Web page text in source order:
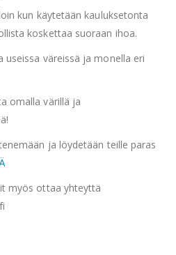
kun käytetään kauluksetonta
koskettaa suoraan ihoa.
väreissä ja monella eri
omalla värillä ja
ja löydetään teille paras
myös ottaa yhteyttä